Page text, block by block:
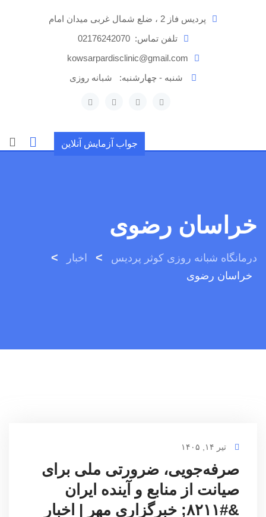
پردیس فاز 2 ، ضلع شمال غربی میدان امام
تلفن تماس:02176242070
kowsarpardisclinic@gmail.com
شنبه - چهارشنبه:
شبانه روزی
جواب آزمایش آنلاین
خراسان رضوی
درمانگاه شبانه روزی کوثر پردیس > اخبار >
خراسان رضوی
تیر ۱۴, ۱۴۰۵
صرفه‌جویی، ضرورتی ملی برای
صیانت از منابع و آینده ایران
&#۸۲۱۱; خبرگزاری مهر | اخبار